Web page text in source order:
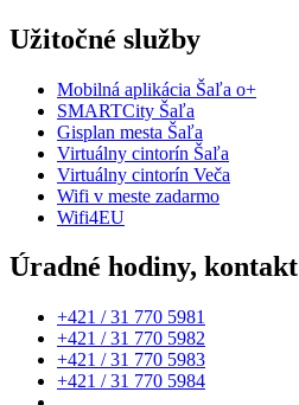
Užitočné služby
Mobilná aplikácia Šaľa o+
SMARTCity Šaľa
Gisplan mesta Šaľa
Virtuálny cintorín Šaľa
Virtuálny cintorín Veča
Wifi v meste zadarmo
Wifi4EU
Úradné hodiny, kontakt
+421 / 31 770 5981
+421 / 31 770 5982
+421 / 31 770 5983
+421 / 31 770 5984